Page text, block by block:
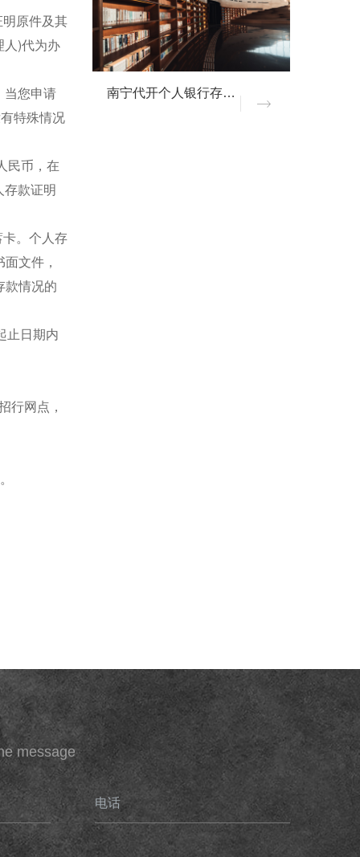
原件及其
人)代为办
当您申请
特殊情况
民币，在
存款证明
。个人存
文件，
款情况的
止日期内
行网点，
南宁代开个人银行存款证明
message
电话